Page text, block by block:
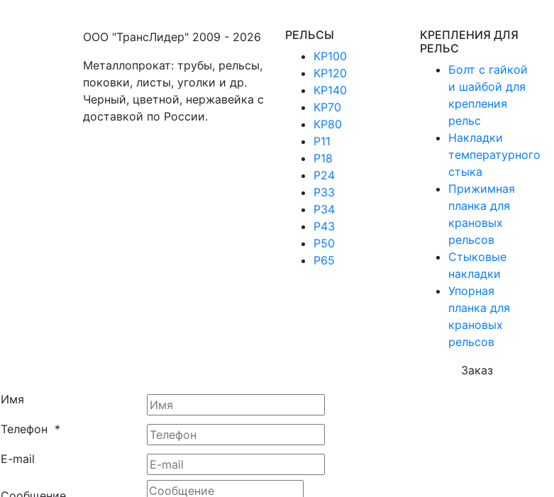
ООО "ТрансЛидер" 2009 - 2026
Металлопрокат: трубы, рельсы,
поковки, листы, уголки и др.
Черный, цветной, нержавейка с
доставкой по России.
РЕЛЬСЫ
КР100
КР120
КР140
КР70
КР80
Р11
Р18
Р24
Р33
Р34
Р43
Р50
Р65
КРЕПЛЕНИЯ ДЛЯ
РЕЛЬС
Болт с гайкой
и шайбой для
крепления
рельс
Накладки
температурного
стыка
Прижимная
планка для
крановых
рельсов
Стыковые
накладки
Упорная
планка для
крановых
рельсов
Заказ
Имя
Телефон *
E-mail